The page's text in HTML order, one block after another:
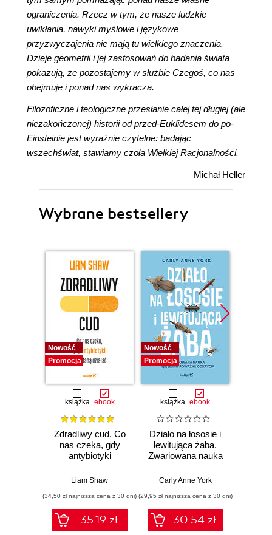
ograniczenia. Rzecz w tym, że nasze ludzkie
uwikłania, nawyki myślowe i językowe
przyzwyczajenia nie mają tu wielkiego znaczenia.
Dzieje geometrii i jej zastosowań do badania świata
pokazują, że pozostajemy w służbie Czegoś, co nas
obejmuje i ponad nas wykracza.
Filozoficzne i teologiczne przesłanie całej tej długiej (ale
niezakończonej) historii od przed-Euklidesem do po-
Einsteinie jest wyraźnie czytelne: badając
wszechświat, stawiamy czoła Wielkiej Racjonalności.
Michał Heller
Wybrane bestsellery
Nowość
Promocja
książka ebook
Zdradliwy cud. Co
nas czeka, gdy
antybiotyki
Liam Shaw
(34,50 zł najniższa cena z 30 dni)
35.19 zł
Nowość
Promocja
książka ebook
Działo na łososie i
lewitująca żaba.
Zwariowana nauka
poważne odkrycia
Carly Anne York
(29,95 zł najniższa cena z 30 dni)
30.54 zł